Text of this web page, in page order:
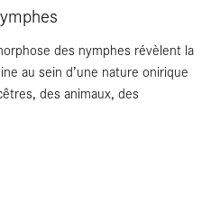
des nymphes révèlent la
au sein d’une nature onirique
des animaux, des